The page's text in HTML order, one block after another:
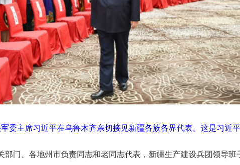
委主席习近平在乌鲁木齐亲切接见新疆各族各界代表。这是习近
门、各地州市负责同志和老同志代表，新疆生产建设兵团领导